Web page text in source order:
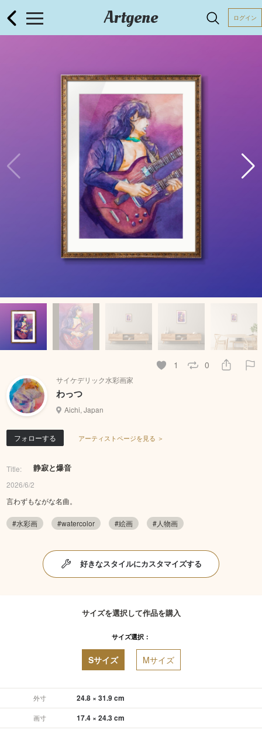
Artgene ログイン
1 0
サイケデリック水彩画家
わっつ
Aichi, Japan
フォローする アーティストページを見る ＞
Title: 静寂と爆音
2026/6/2
言わずもながな名曲。
#水彩画 #watercolor #絵画 #人物画
好きなスタイルにカスタマイズする
サイズを選択して作品を購入
サイズ選択：
Sサイズ Mサイズ
外寸 24.8 × 31.9 cm
画寸 17.4 × 24.3 cm